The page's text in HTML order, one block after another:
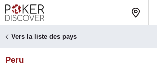
Vers la liste des pays
Peru